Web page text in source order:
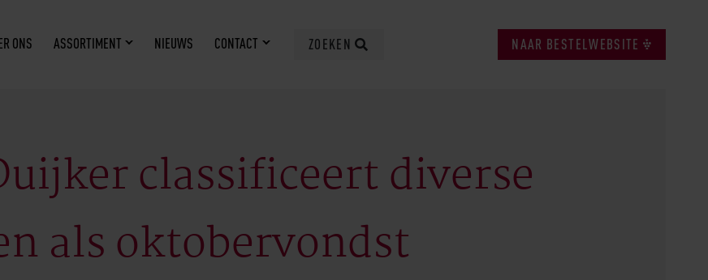
ONS ASSORTIMENT NIEUWS CONTACT ZOEKEN NAAR BESTELWEBSITE
classificeert diverse
als oktobervondst